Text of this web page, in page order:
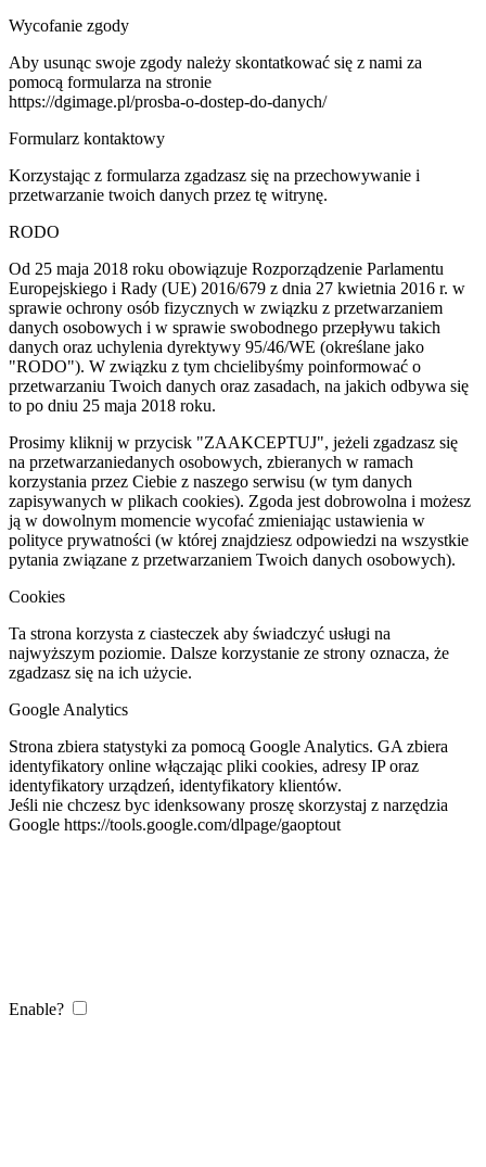
Wycofanie zgody
Aby usunąc swoje zgody należy skontatkować się z nami za
pomocą formularza na stronie
https://dgimage.pl/prosba-o-dostep-do-danych/
Formularz kontaktowy
Korzystając z formularza zgadzasz się na przechowywanie i
przetwarzanie twoich danych przez tę witrynę.
RODO
Od 25 maja 2018 roku obowiązuje Rozporządzenie Parlamentu
Europejskiego i Rady (UE) 2016/679 z dnia 27 kwietnia 2016 r. w
sprawie ochrony osób fizycznych w związku z przetwarzaniem
danych osobowych i w sprawie swobodnego przepływu takich
danych oraz uchylenia dyrektywy 95/46/WE (określane jako
"RODO"). W związku z tym chcielibyśmy poinformować o
przetwarzaniu Twoich danych oraz zasadach, na jakich odbywa się
to po dniu 25 maja 2018 roku.
Prosimy kliknij w przycisk "ZAAKCEPTUJ", jeżeli zgadzasz się
na przetwarzaniedanych osobowych, zbieranych w ramach
korzystania przez Ciebie z naszego serwisu (w tym danych
zapisywanych w plikach cookies). Zgoda jest dobrowolna i możesz
ją w dowolnym momencie wycofać zmieniając ustawienia w
polityce prywatności (w której znajdziesz odpowiedzi na wszystkie
pytania związane z przetwarzaniem Twoich danych osobowych).
Cookies
Ta strona korzysta z ciasteczek aby świadczyć usługi na
najwyższym poziomie. Dalsze korzystanie ze strony oznacza, że
zgadzasz się na ich użycie.
Google Analytics
Strona zbiera statystyki za pomocą Google Analytics. GA zbiera
identyfikatory online włączając pliki cookies, adresy IP oraz
identyfikatory urządzeń, identyfikatory klientów.
Jeśli nie chczesz byc idenksowany proszę skorzystaj z narzędzia
Google https://tools.google.com/dlpage/gaoptout
Enable?